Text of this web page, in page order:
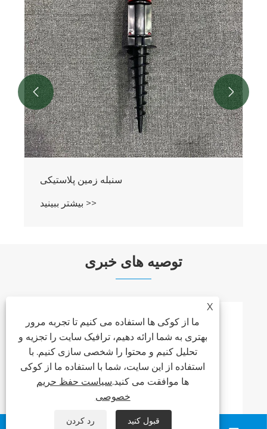
سنبله زمین پلاستیکی
بیشتر ببینید >>
 
توصیه های خبری
X
ما از کوکی ها استفاده می کنیم تا تجربه مرور
بهتری به شما ارائه دهیم، ترافیک سایت را تجزیه و
تحلیل کنیم و محتوا را شخصی سازی کنیم. با
استفاده از این سایت، شما با استفاده ما از کوکی
ها موافقت می کنید.سیاست حفظ حریم
خصوصی
رد کردن قبول کنید